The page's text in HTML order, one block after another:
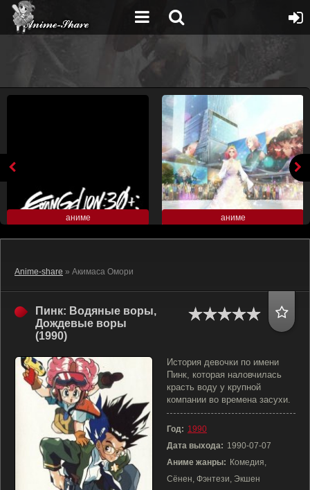
аниме аниме
Anime-share » Акимаса Омори
Пинк: Водяные воры,
Дождевые воры
(1990)
История девочки по имени
Пинк, которая наловчилась
красть воду у крупной
компании во времена засухи.
Год: 1990
Дата выхода: 1990-07-07
Аниме жанры: Комедия,
Сёнен, Фэнтези, Экшен